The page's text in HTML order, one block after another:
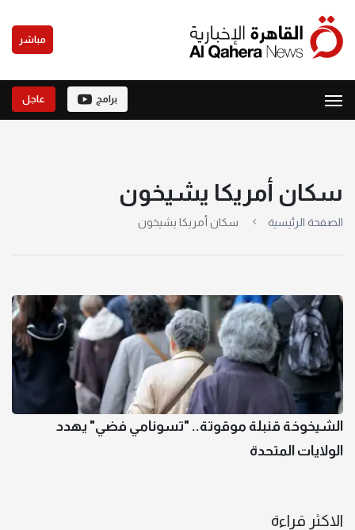
مباشر
برامج عاجل
سكان أمريكا يشيخون
الصفحة الرئيسية سكان أمريكا يشيخون
الشيخوخة قنبلة موقوتة.. "تسونامي فضي" يهدد
الولايات المتحدة
الاكثر قراءة